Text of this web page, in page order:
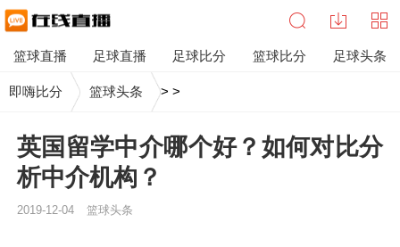
篮球直播 足球直播 足球比分 篮球比分 足球头条
即嗨比分 >
篮球头条 >
英国留学中介哪个好？如何对比分
析中介机构？
2019-12-04 篮球头条